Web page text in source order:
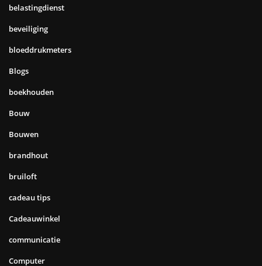
belastingdienst
beveiliging
bloeddrukmeters
Blogs
boekhouden
Bouw
Bouwen
brandhout
bruiloft
cadeau tips
Cadeauwinkel
communicatie
Computer